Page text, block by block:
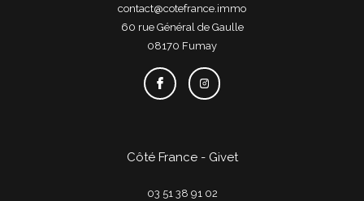
contact@cotefrance.immo
60 rue Général de Gaulle
08170
fumay
Côté France - Givet
03 51 38 91 02